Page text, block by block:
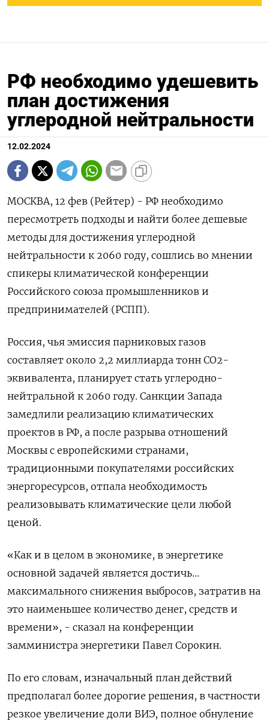
РФ необходимо удешевить
план достижения
углеродной нейтральности
12.02.2024
МОСКВА, 12 фев (Рейтер) - РФ необходимо
пересмотреть подходы и найти более дешевые
методы для достижения углеродной
нейтральности к 2060 году, сошлись во мнении
спикеры климатической конференции
Российского союза промышленников и
предпринимателей (РСПП).
Россия, чья эмиссия парниковых газов
составляет около 2,2 миллиарда тонн СО2-
эквивалента, планирует стать углеродно-
нейтральной к 2060 году. Санкции Запада
замедлили реализацию климатических
проектов в РФ, а после разрыва отношений
Москвы с европейскими странами,
традиционными покупателями российских
энергоресурсов, отпала необходимость
реализовывать климатические цели любой
ценой.
«Как и в целом в экономике, в энергетике
основной задачей является достичь...
максимального снижения выбросов, затратив на
это наименьшее количество денег, средств и
времени», - сказал на конференции
замминистра энергетики Павел Сорокин.
По его словам, изначальный план действий
предполагал более дорогие решения, в частности
резкое увеличение доли ВИЭ, полное обнуление